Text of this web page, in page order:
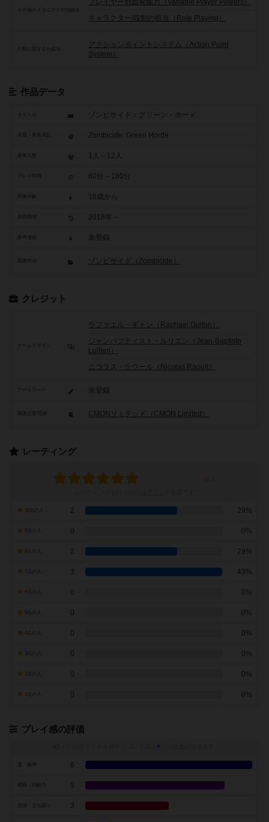
その他のメカニクスや仕組み
プレイヤー別固有能力（Variable Player Powers）
キャラクター/役割の担当（Role Playing）
行動に関する仕組み
アクションポイントシステム（Action Point
System）
作品データ
タイトル ゾンビサイド：グリーン・ホード
Zombicide: Green Horde
参加人数 1人～12人
60分～180分
16歳から
2018年～
参考価格 未登録
関連作品 ゾンビサイド（Zombicide）
クレジット
ゲームデザイン
ラファエル・ギトン（Raphael Guiton）
ジャンパプティスト・ルリエン（Jean-Baptiste
Lullien）
ニコラス・ラウール（Nicolas Raoult）
アートワーク 未登録
CMONリミテッド（CMON Limited）
レーティング
2 29%
0 0%
2 29%
7点の人 3 43%
0 0%
0 0%
0 0%
0 0%
0 0%
0 0%
プレイ感の評価
※
6
戦略・判断力 5
3